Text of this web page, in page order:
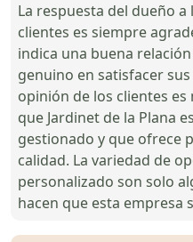
La respuesta del dueño
clientes es siempre
indica una buena
genuino en satisfacer
opinión de los clientes
que Jardinet de la Plana
gestionado y que ofrece
calidad. La variedad de
personalizado son solo
hacen que esta empresa